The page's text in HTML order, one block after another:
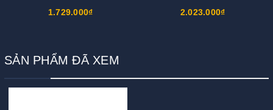
1.729.000₫
2.023.000₫
SẢN PHẨM ĐÃ XEM